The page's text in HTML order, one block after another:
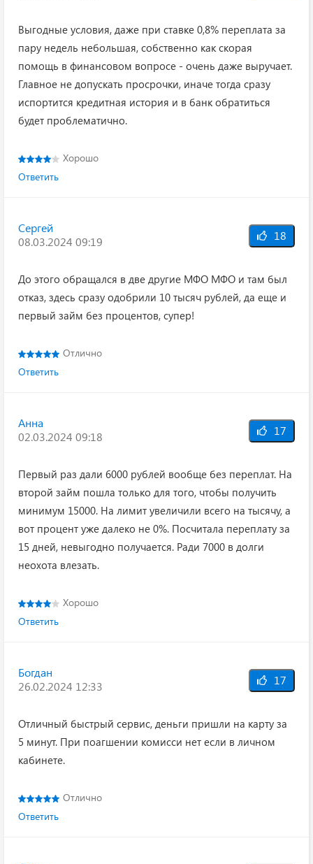
Выгодные условия, даже при ставке 0,8% переплата за
пару недель небольшая, собственно как скорая
помощь в финансовом вопросе - очень даже выручает.
Главное не допускать просрочки, иначе тогда сразу
испортится кредитная история и в банк обратиться
будет проблематично.
Хорошо
Ответить
Сергей
08.03.2024 09:19
18
До этого обращался в две другие МФО МФО и там был
отказ, здесь сразу одобрили 10 тысяч рублей, да еще и
первый займ без процентов, супер!
Отлично
Ответить
Анна
02.03.2024 09:18
17
Первый раз дали 6000 рублей вообще без переплат. На
второй займ пошла только для того, чтобы получить
минимум 15000. На лимит увеличили всего на тысячу, а
вот процент уже далеко не 0%. Посчитала переплату за
15 дней, невыгодно получается. Ради 7000 в долги
неохота влезать.
Хорошо
Ответить
Богдан
26.02.2024 12:33
17
Отличный быстрый сервис, деньги пришли на карту за
5 минут. При поагшении комисси нет если в личном
кабинете.
Отлично
Ответить